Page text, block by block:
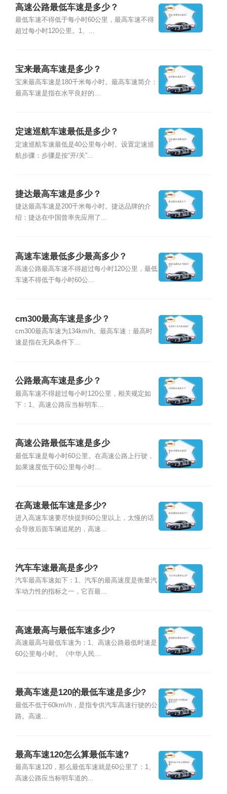
高速公路最低车速是多少？
最低车速不得低于每小时60公里，最高车速不得
超过每小时120公里。1、...
宝来最高车速是多少？
宝来最高车速是180千米每小时。最高车速简介：
最高车速是指在水平良好的...
定速巡航车速最低是多少？
定速巡航车速最低是40公里每小时。设置定速巡
航步骤：步骤是按“开/关”...
捷达最高车速是多少？
捷达最高车速是200千米每小时。捷达品牌的介
绍：捷达在中国曾率先应用了...
高速车速最低多少最高多少？
高速公路最高车速不得超过每小时120公里，最低
车速不得低于每小时60公...
cm300最高车速是多少？
cm300最高车速为134km/h。最高车速：最高时
速是指在无风条件下...
公路最高车速是多少？
最高车速不得超过每小时120公里，相关规定如
下：1、高速公路应当标明车...
高速公路最低车速是多少
最低车速是每小时60公里。在高速公路上行驶，
如果速度低于60公里每小时...
在高速最低车速是多少?
进入高速车速要尽快提到60公里以上，太慢的话
会导致后面车辆追尾的，高速...
汽车车速最高是多少?
汽车最高车速如下：1、汽车的最高速度是衡量汽
车动力性的指标之一，它百最...
高速最高与最低车速多少?
高速最高与最低车速为：1、高速公路最低时速是
60公里每小时。《中华人民...
最高车速是120的最低车速是多少?
最低不低于60km\/h，是指专供汽车高速行驶的公
路。高速...
最高车速120怎么算最低车速?
最高车速120，那么最低车速就是60公里了：1、
高速公路应当标明车道的...